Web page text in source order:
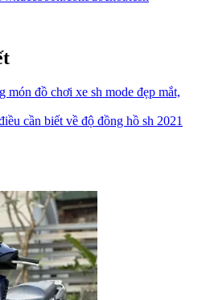
món đồ chơi xe sh mode đẹp mắt,
cần biết về độ đồng hồ sh 2021